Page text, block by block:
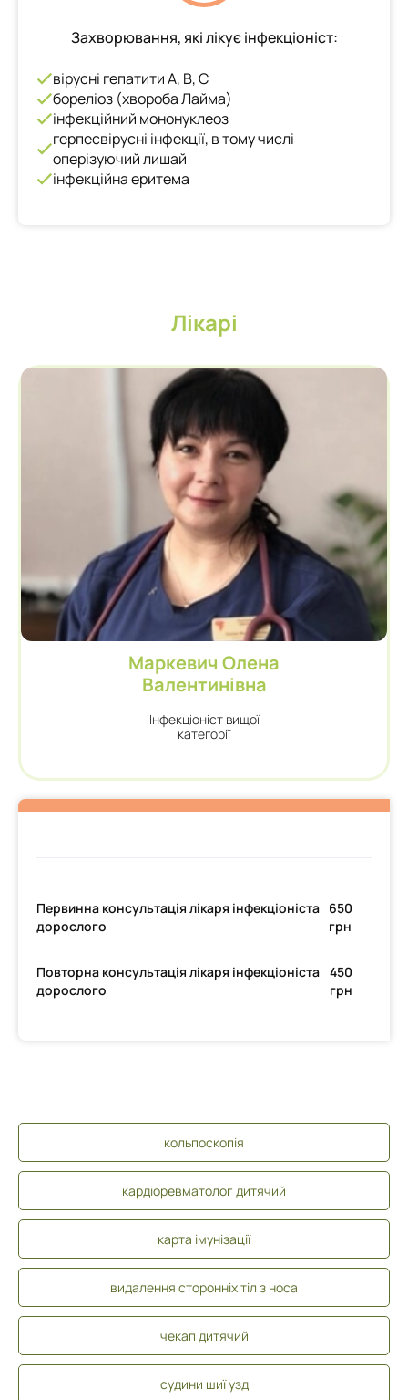
Захворювання, які лікує інфекціоніст:
вірусні гепатити А, В, С
бореліоз (хвороба Лайма)
інфекційний мононуклеоз
герпесвірусні інфекції, в тому числі
оперізуючий лишай
інфекційна еритема
Лікарі
Лазюк Ольга
Володимирівна
Терапевт, інфекціоніст
Первинна консультація лікаря інфекціоніста
дорослого
650
грн
Повторна консультація лікаря інфекціоніста
дорослого
450
грн
кольпоскопія
кардіоревматолог дитячий
карта імунізації
видалення сторонніх тіл з носа
чекап дитячий
судини шиї узд